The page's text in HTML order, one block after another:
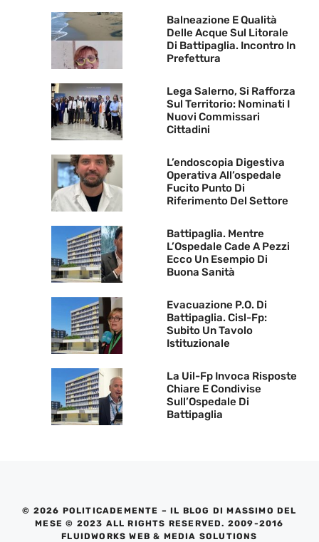
Balneazione E Qualità
Delle Acque Sul Litorale
Di Battipaglia. Incontro In
Prefettura
Lega Salerno, Si Rafforza
Sul Territorio: Nominati I
Nuovi Commissari
Cittadini
L’endoscopia Digestiva
Operativa All’ospedale
Fucito Punto Di
Riferimento Del Settore
Battipaglia. Mentre
L’Ospedale Cade A Pezzi
Ecco Un Esempio Di
Buona Sanità
Evacuazione P.O. Di
Battipaglia. Cisl-Fp:
Subito Un Tavolo
Istituzionale
La Uil-Fp Invoca Risposte
Chiare E Condivise
Sull’Ospedale Di
Battipaglia
© 2026 POLITICADEMENTE – IL BLOG DI MASSIMO DEL
MESE © 2023 ALL RIGHTS RESERVED. 2009-2016
FLUIDWORKS WEB & MEDIA SOLUTIONS